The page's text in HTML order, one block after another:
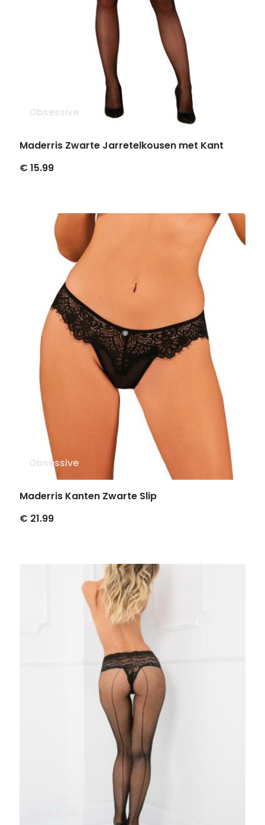
Obsessive
Maderris Zwarte Jarretelkousen met Kant
€ 15.99
Obsessive
Maderris Kanten Zwarte Slip
€ 21.99